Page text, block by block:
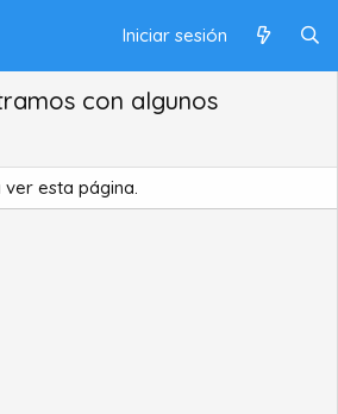
Iniciar sesión
con algunos
esta página.